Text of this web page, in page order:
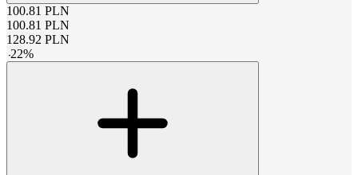
100.81 PLN
100.81 PLN
128.92 PLN
-22%